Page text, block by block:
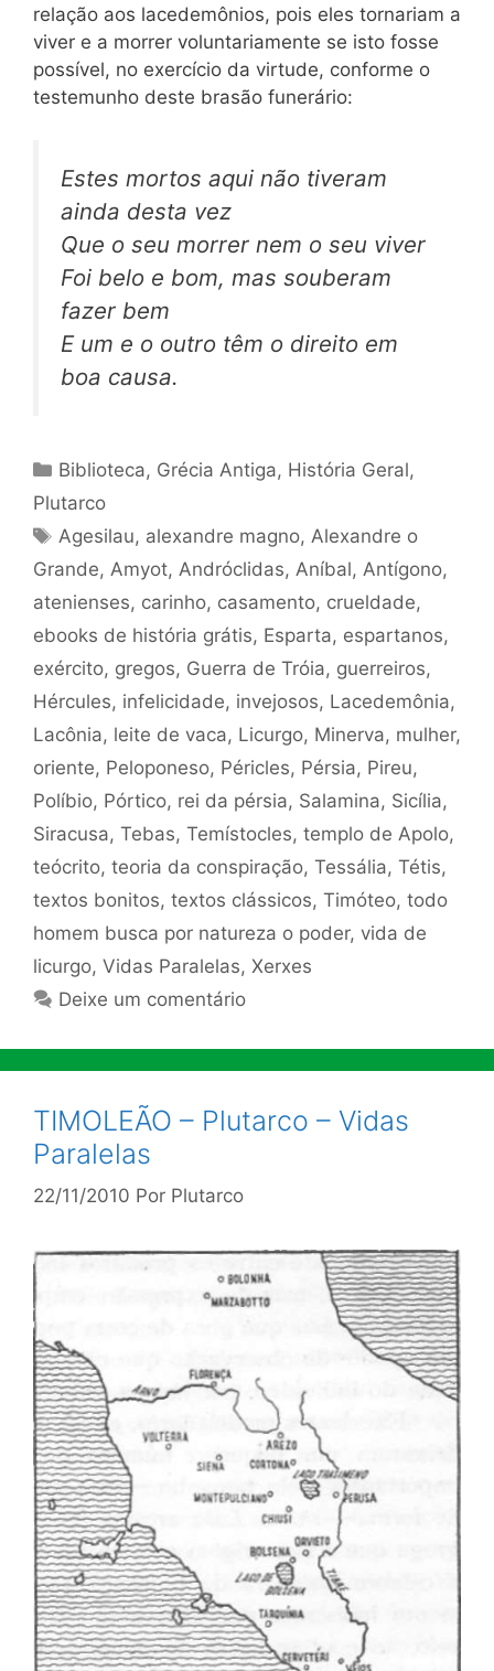
relação aos lacedemônios, pois eles tornariam a
viver e a morrer voluntariamente se isto fosse
possível, no exercício da virtude, conforme o
testemunho deste brasão funerário:
Estes mortos aqui não tiveram
ainda desta vez
Que o seu morrer nem o seu viver
Foi belo e bom, mas souberam
fazer bem
E um e o outro têm o direito em
boa causa.
Categorias
Biblioteca, Grécia Antiga, História Geral,
Plutarco
Tags
Agesilau, alexandre magno, Alexandre o
Grande, Amyot, Andróclidas, Aníbal, Antígono,
atenienses, carinho, casamento, crueldade,
ebooks de história grátis, Esparta, espartanos,
exército, gregos, Guerra de Tróia, guerreiros,
Hércules, infelicidade, invejosos, Lacedemônia,
Lacônia, leite de vaca, Licurgo, Minerva, mulher,
oriente, Peloponeso, Péricles, Pérsia, Pireu,
Políbio, Pórtico, rei da pérsia, Salamina, Sicília,
Siracusa, Tebas, Temístocles, templo de Apolo,
teócrito, teoria da conspiração, Tessália, Tétis,
textos bonitos, textos clássicos, Timóteo, todo
homem busca por natureza o poder, vida de
licurgo, Vidas Paralelas, Xerxes
Deixe um comentário
TIMOLEÃO – Plutarco – Vidas
Paralelas
22/11/2010 Por Plutarco